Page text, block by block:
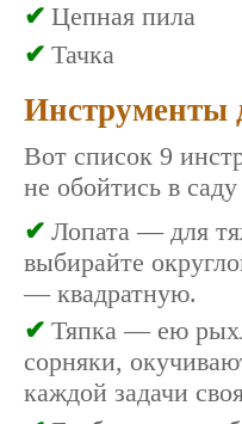
Цепная пила
Тачка
Инструменты
Вот список 9
не обойтись в
Лопата — для
выбирайте
— квадратную.
Тяпка — ею
сорняки,
каждой задачи